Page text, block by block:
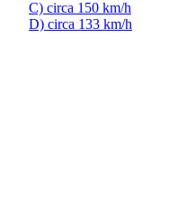
C) circa 150 km/h
D) circa 133 km/h